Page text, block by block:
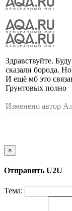
Здравствуйте.
сказали борода.
И ещё мб это
Грунтовых полно
Изменено автор
×
Отправить U2U
Тема: